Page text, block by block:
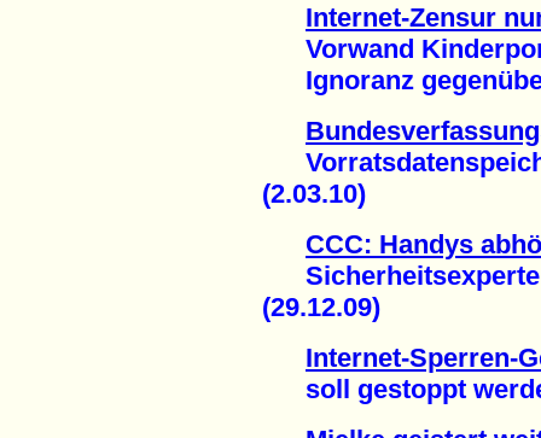
Internet-Zensur
Vorwand
Ignoranz
(2.03.10)
CCC: Handys
Sicherheitsexperte
(29.12.09)
Internet-Sperren-
soll gestoppt